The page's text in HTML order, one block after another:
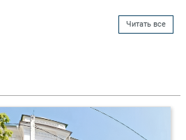
Читать все